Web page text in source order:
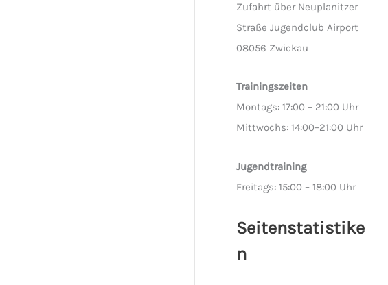
Zufahrt über Neuplanitzer
Straße Jugendclub Airport
08056 Zwickau
Trainingszeiten
Montags: 17:00 – 21:00 Uhr
Mittwochs: 14:00–21:00 Uhr
Jugendtraining
Freitags: 15:00 – 18:00 Uhr
Seitenstatistike
n